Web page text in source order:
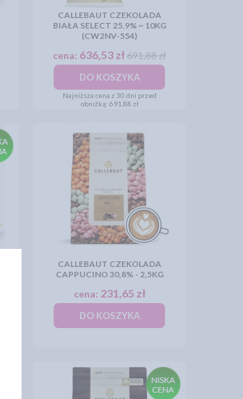
CALLEBAUT CZEKOLADA
BIAŁA SELECT 25,9% ~ 10KG
(CW2NV-554)
cena: 636,53 zł 691,88 zł
DO KOSZYKA
Najniższa cena z 30 dni przed
obniżką: 691,88 zł
CALLEBAUT CZEKOLADA
CAPPUCINO 30,8% - 2,5KG
cena: 231,65 zł
DO KOSZYKA